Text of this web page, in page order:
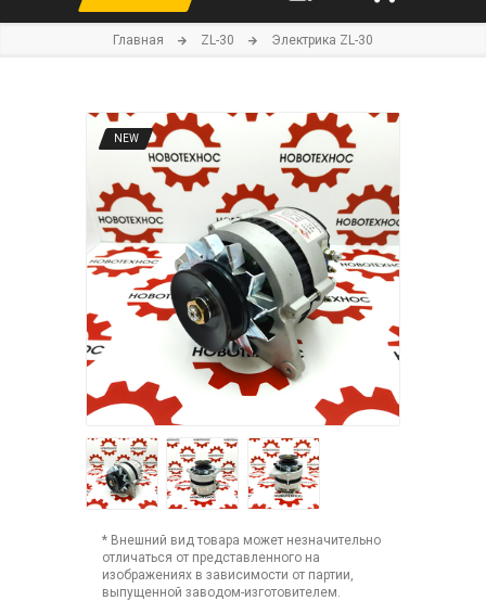
Главная ZL-30 Электрика ZL-30
NEW
* Внешний вид товара может незначительно
отличаться от представленного на
изображениях в зависимости от партии,
выпущенной заводом-изготовителем.